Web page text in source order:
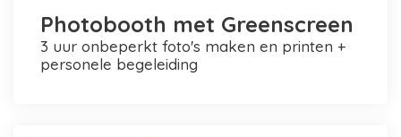
Photobooth met Greenscreen
3 uur onbeperkt foto's maken en printen +
personele begeleiding